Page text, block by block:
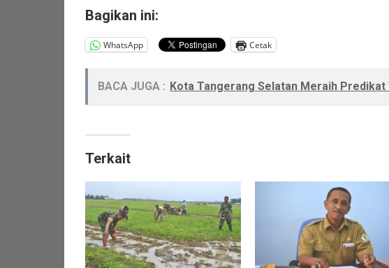
Bagikan ini:
WhatsApp Cetak
BACA JUGA : Kota Tangerang Selatan Meraih Predikat
Terkait